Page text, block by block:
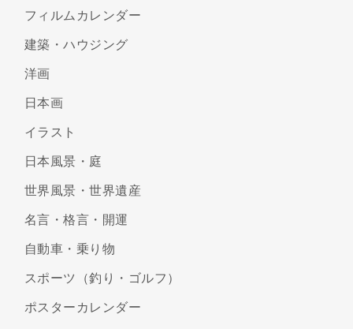
フィルムカレンダー
建築・ハウジング
洋画
日本画
イラスト
日本風景・庭
世界風景・世界遺産
名言・格言・開運
自動車・乗り物
スポーツ（釣り・ゴルフ）
ポスターカレンダー